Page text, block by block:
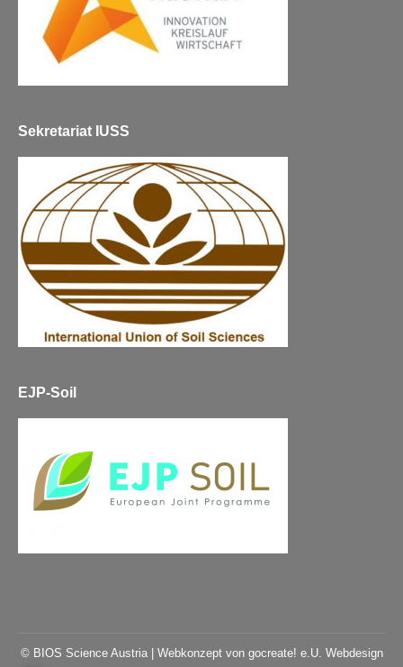
Sekretariat IUSS
EJP-Soil
© BIOS Science Austria | Webkonzept von gocreate! e.U. Webdesign